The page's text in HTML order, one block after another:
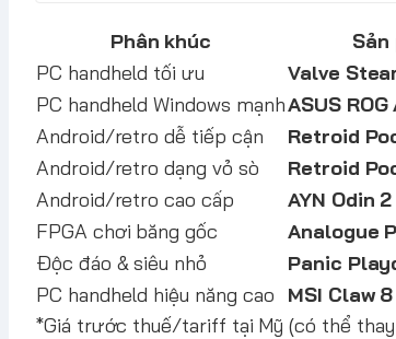
Phân khúc Sản
PC handheld tối ưu
Valve
PC handheld Windows mạnhASUS
Android/retro dễ tiếp cận
Retroid
Android/retro dạng vỏ sò
Retroid
Android/retro cao cấp
AYN Odin 2
FPGA chơi băng gốc
Analogue
Độc đáo & siêu nhỏ
Panic
PC handheld hiệu năng cao
MSI Claw
*Giá trước thuế/tariff tại Mỹ (có thể thay